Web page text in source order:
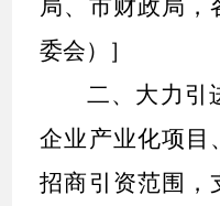
局、市财政局，
委会）
］
二、大力引
企业产业化项目
招商引资范围，